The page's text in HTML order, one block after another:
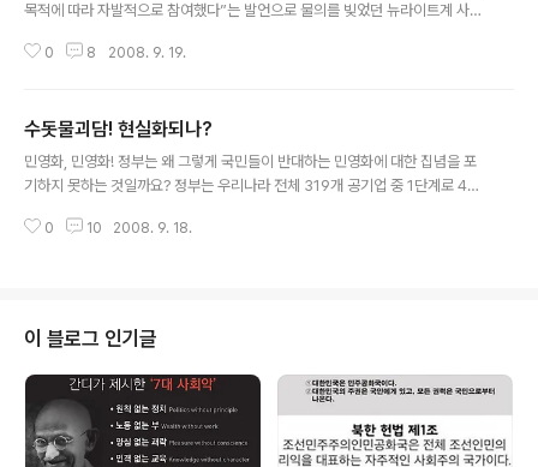
목적에 따라 자발적으로 참여했다”는 발언으로 물의를 빚었던 뉴라이트계 사람
현재 고등학생들이 배우는 현대사 교과서가 좌편향됐다고 문제제기를 하고 나
이었습니다. 교과서 표지에 보면 ‘문교부’ 혹은 ‘교육부’라고 인쇄되어 있는 교과
서는 국정 교과서입니다, 그러다 사회가 민주화되면서 고등학교에서는 국정이
아닌 2종교과서인 검인정제도를 도입, 시행되고 있습니다. 현재 초등학교 교과
0 8 2008. 9. 19.
수돗물괴담! 현실화되나?
민영화, 민영화! 정부는 왜 그렇게 국민들이 반대하는 민영화에 대한 집념을 포
기하지 못하는 것일까요? 정부는 우리나라 전체 319개 공기업 중 1단계로 41
다. 공기업민영화뿐만 아닙니다. 정부가 절대로 하지 않겠다던 수돗물 민영화도
철도 등 국민들의 기초생활과 직결된 모든 사업을 민영화 하겠다는 의욕에 불타
고 있습니다. 수돗물 민영화도 국민들의 저항을 의식해 이름까지 ‘상수도 민간
위탁’로 바꿔서 말입니다. ..
0 10 2008. 9. 18.
이 블로그 인기글